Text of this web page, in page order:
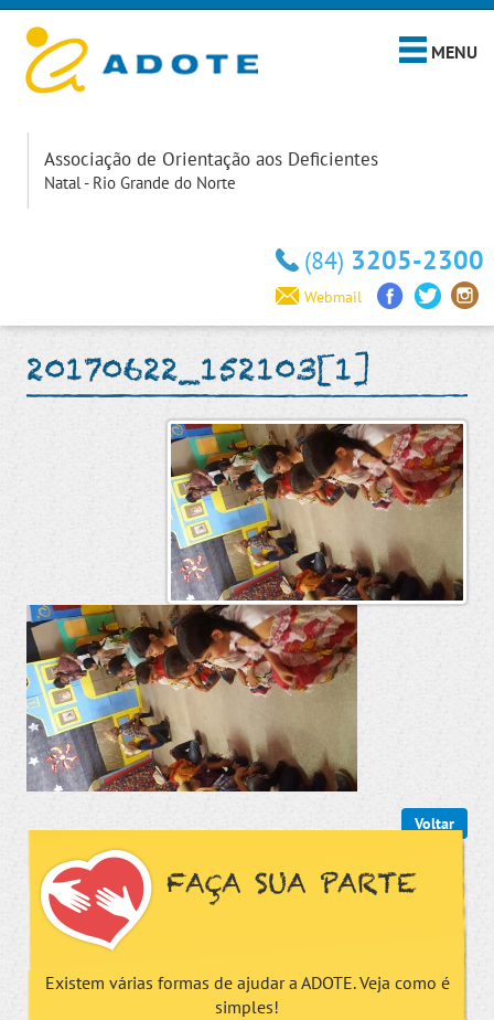
MENU
Associação de Orientação aos Deficientes
Natal - Rio Grande do Norte
(84) 3205-2300
Webmail
20170622_152103[1]
Voltar
FAÇA SUA PARTE
Existem várias formas de ajudar a ADOTE. Veja como é
simples!